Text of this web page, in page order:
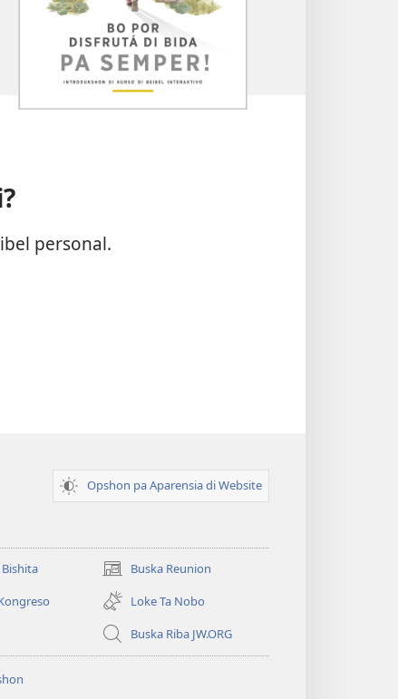
personal.
Opshon pa Aparensia di Website
Buska Reunion
(opens
new
window)
Loke Ta Nobo
Buska Riba JW.ORG